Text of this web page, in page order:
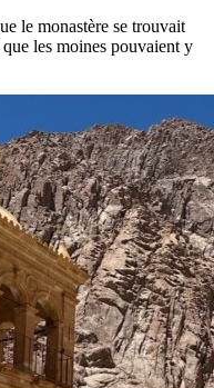
le monastère se trouvait
les moines pouvaient y